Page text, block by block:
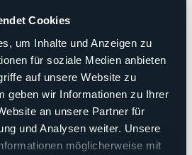
Cookies
um Inhalte und Anzeigen zu
für soziale Medien anbieten
auf unsere Website zu
geben wir Informationen zu Ihrer
an unsere Partner für
und Analysen weiter. Unsere
möglicherweise mit
Oskar Boldre
; il ricavato della serata sarà
sostegno agli ammalati psichici.